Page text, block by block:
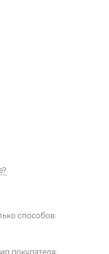
способов:
покупателя: